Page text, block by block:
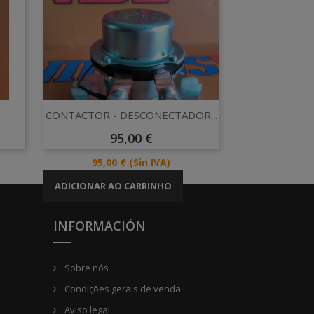
Vista rápida
CONTACTOR - DESCONECTADOR...
Preço
95,00 €
Preço
95,00 € (Sin IVA)
ADICIONAR AO CARRINHO
INFORMACIÓN
Sobre nós
Condições gerais de venda
Aviso legal